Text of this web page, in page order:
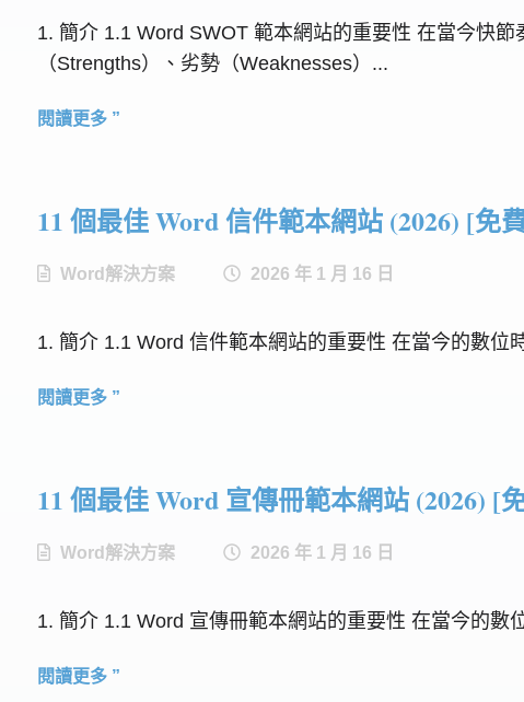
1. 簡介 1.1 Word SWOT 範本網站的重要性 在當今快
（Strengths）、劣勢（Weaknesses）...
閱讀更多 ”
11 個最佳 Word 信件範本網站 (2026) [免
Word解決方案 2026 年 1 月 16 日
1. 簡介 1.1 Word 信件範本網站的重要性 在當今的數
閱讀更多 ”
11 個最佳 Word 宣傳冊範本網站 (2026) [
Word解決方案 2026 年 1 月 16 日
1. 簡介 1.1 Word 宣傳冊範本網站的重要性 在當今的
閱讀更多 ”